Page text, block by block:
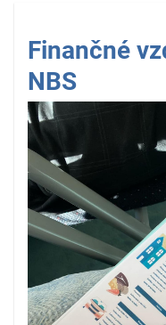
Finančné
NBS